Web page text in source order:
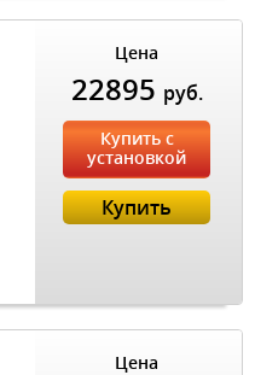
Цена
22895 руб.
Купить с
установкой
Купить
Цена